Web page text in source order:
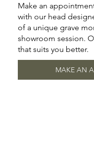
Make an
with our head
of a unique grave
showroom session.
that suits you better.
MAKE AN